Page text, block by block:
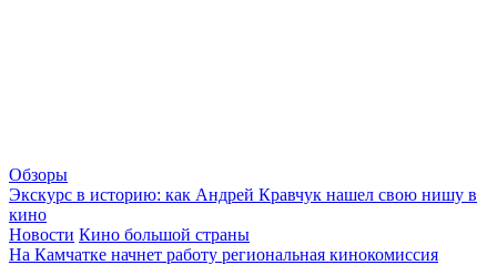
Обзоры
Экскурс в историю: как Андрей Кравчук нашел свою нишу в
кино
Новости Кино большой страны
На Камчатке начнет работу региональная кинокомиссия